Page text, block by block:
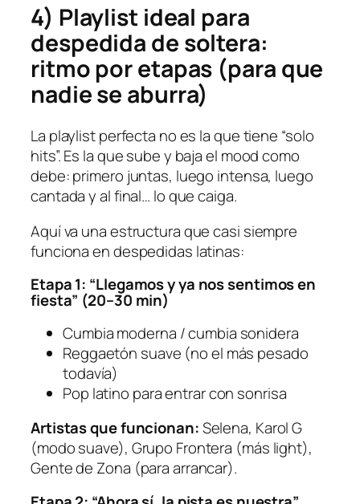
4) Playlist ideal para
despedida de soltera:
ritmo por etapas (para que
nadie se aburra)
La playlist perfecta no es la que tiene “solo
hits”. Es la que sube y baja el mood como
debe: primero juntas, luego intensa, luego
cantada y al final… lo que caiga.
Aquí va una estructura que casi siempre
funciona en despedidas latinas:
Etapa 1: “Llegamos y ya nos sentimos en
fiesta” (20–30 min)
Cumbia moderna / cumbia sonidera
Reggaetón suave (no el más pesado
todavía)
Pop latino para entrar con sonrisa
Artistas que funcionan:Selena, Karol G
(modo suave), Grupo Frontera (más light),
Gente de Zona (para arrancar).